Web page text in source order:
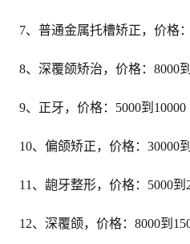
7、普通金属托槽矫正，价格
8、深覆颌矫治，价格：8000
9、正牙，价格：5000到10000
10、偏颌矫正，价格：30000
11、龅牙整形，价格：5000到
12、深覆颌，价格：8000到